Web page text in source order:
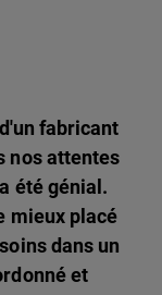
fabricant
nos attentes
été génial.
mieux placé
dans un
et